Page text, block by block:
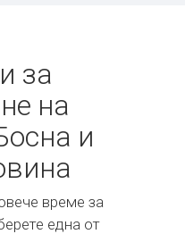
за
на
и
време за
една от